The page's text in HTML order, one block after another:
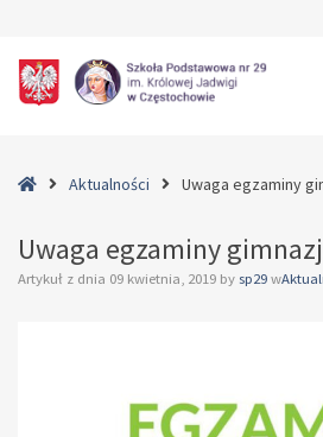
egzaminy
gimnazjalne!
HomeAktualności Uwaga egzaminy
Uwaga egzaminy
Artykuł z dnia 09 kwietnia, 2019 by sp29 w